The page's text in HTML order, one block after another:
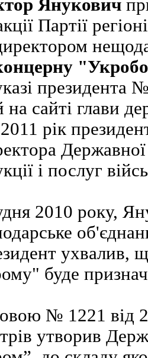
Янукович
Партії
президента
на сайті глави
рік
Державної
і послуг
2010 року,
ухвалив,
буде
№ 1221 від
утворив